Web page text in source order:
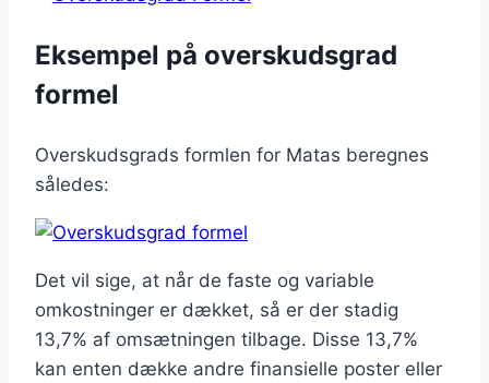
Eksempel på overskudsgrad
formel
Overskudsgrads formlen for Matas beregnes
således:
Det vil sige, at når de faste og variable
omkostninger er dækket, så er der stadig
13,7% af omsætningen tilbage. Disse 13,7%
kan enten dække andre finansielle poster eller